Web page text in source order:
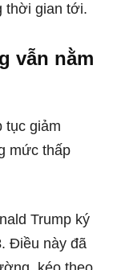
thời gian tới.
vẫn nằm
tục giảm
mức thấp
Trump ký
. Điều này đã